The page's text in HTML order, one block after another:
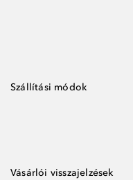
Szállítási módok
Vásárlói visszajelzések